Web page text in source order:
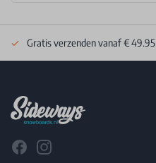
Gratis verzenden vanaf € 49.95
FacebookInstagram